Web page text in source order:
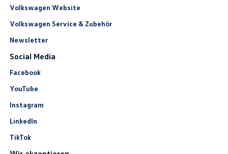
Volkswagen Website
Volkswagen Service & Zubehör
Newsletter
Social Media
Facebook
YouTube
Instagram
LinkedIn
TikTok